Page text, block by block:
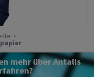
mehr über Antalis